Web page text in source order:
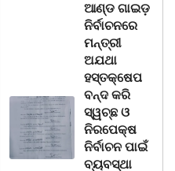
ଆଣ୍ଡ ଗାଇଡ଼
ନିର୍ବାଚନରେ
ମନ୍ତ୍ରୀ
ଅଯଥା
ହସ୍ତକ୍ଷେପ
ବନ୍ଦ କରି
ସ୍ୱଚ୍ଛ ଓ
ନିରପେକ୍ଷ
ନିର୍ବାଚନ ପାଇଁ
ବ୍ୟବସ୍ଥା